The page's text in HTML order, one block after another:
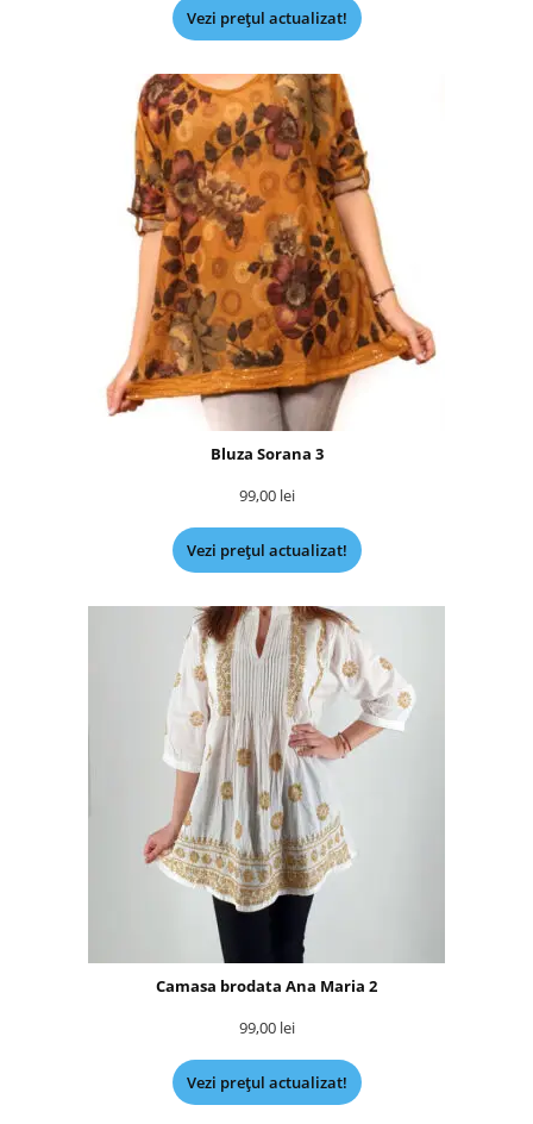
Vezi prețul actualizat!
Bluza Sorana 3
99,00 lei
Vezi prețul actualizat!
Camasa brodata Ana Maria 2
99,00 lei
Vezi prețul actualizat!